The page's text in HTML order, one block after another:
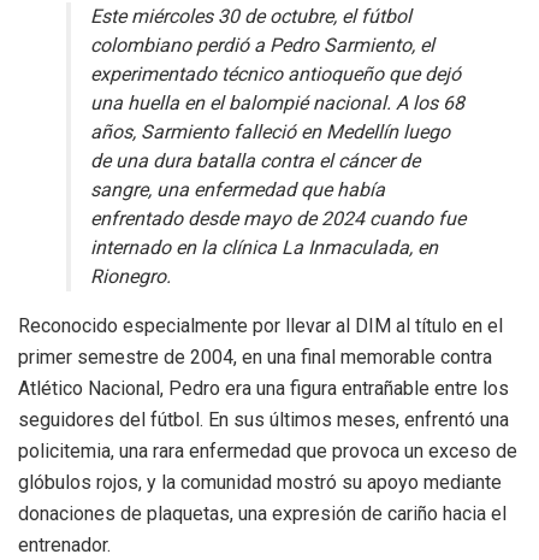
Este miércoles 30 de octubre, el fútbol
colombiano perdió a Pedro Sarmiento, el
experimentado técnico antioqueño que dejó
una huella en el balompié nacional. A los 68
años, Sarmiento falleció en Medellín luego
de una dura batalla contra el cáncer de
sangre, una enfermedad que había
enfrentado desde mayo de 2024 cuando fue
internado en la clínica La Inmaculada, en
Rionegro.
Reconocido especialmente por llevar al DIM al título en el
primer semestre de 2004, en una final memorable contra
Atlético Nacional, Pedro era una figura entrañable entre los
seguidores del fútbol. En sus últimos meses, enfrentó una
policitemia, una rara enfermedad que provoca un exceso de
glóbulos rojos, y la comunidad mostró su apoyo mediante
donaciones de plaquetas, una expresión de cariño hacia el
entrenador.